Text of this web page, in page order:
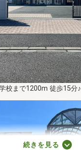
校まで1200m 徒歩15分♪
続きを見る